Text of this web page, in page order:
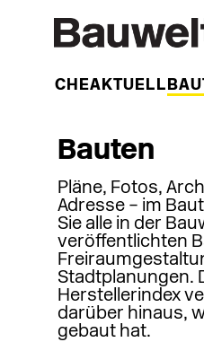
WOCHEAKTUELL
Bauten
Pläne, Fotos,
Adresse – im
Sie alle in der
veröffentlichten
Stadtplanungen.
Herstellerindex
darüber hinaus,
gebaut hat.